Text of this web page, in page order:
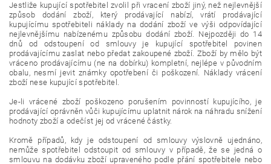
Jestliže kupující spotřebitel zvolil při vracení zboží jiný, než nejlevnější
způsob dodání zboží, který prodávající nabízí, vrátí prodávající
kupujícímu spotřebiteli náklady na dodání zboží ve výši odpovídající
nejlevnějšímu nabízenému způsobu dodání zboží. Nejpozději do 14
dnů od odstoupení od smlouvy je kupující spotřebitel povinen
prodávajícímu zaslat nebo předat zakoupené zboží. Zboží by mělo být
vráceno prodávajícímu (ne na dobírku) kompletní, nejlépe v původním
obalu, nesmí jevit známky opotřebení či poškození. Náklady vrácení
zboží nese kupující spotřebitel.
Je-li vrácené zboží poškozeno porušením povinností kupujícího, je
prodávající oprávněn vůči kupujícímu uplatnit nárok na náhradu snížení
hodnoty zboží a odečíst jej od vrácené částky.
Kromě případů, kdy je odstoupení od smlouvy výslovně ujednáno,
nemůže spotřebitel odstoupit od smlouvy v případě, že se jedná o
smlouvu na dodávku zboží upraveného podle přání spotřebitele nebo